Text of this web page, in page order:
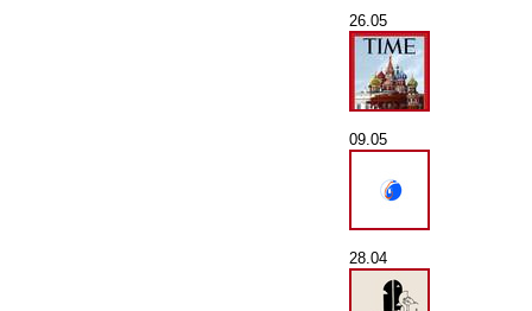
26.05
09.05
28.04